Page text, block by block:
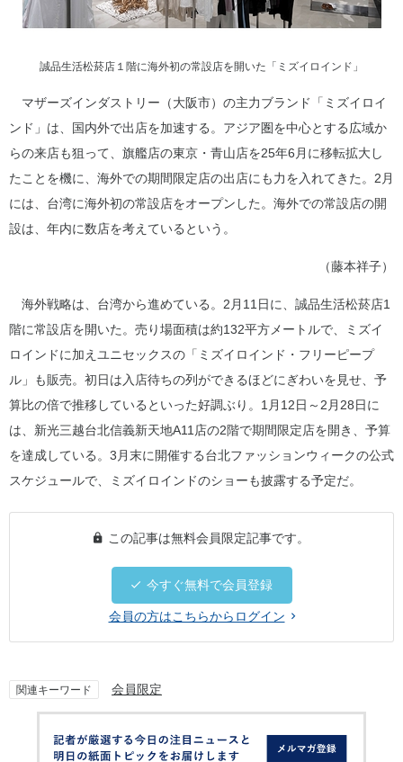
誠品生活松菸店１階に海外初の常設店を開いた「ミズイロインド」
マザーズインダストリー（大阪市）の主力ブランド「ミズイロイ
ンド」は、国内外で出店を加速する。アジア圏を中心とする広域か
らの来店も狙って、旗艦店の東京・青山店を25年6月に移転拡大し
たことを機に、海外での期間限定店の出店にも力を入れてきた。2月
には、台湾に海外初の常設店をオープンした。海外での常設店の開
設は、年内に数店を考えているという。
（藤本祥子）
海外戦略は、台湾から進めている。2月11日に、誠品生活松菸店1
階に常設店を開いた。売り場面積は約132平方メートルで、ミズイ
ロインドに加えユニセックスの「ミズイロインド・フリーピープ
ル」も販売。初日は入店待ちの列ができるほどにぎわいを見せ、予
算比の倍で推移しているといった好調ぶり。1月12日～2月28日に
は、新光三越台北信義新天地A11店の2階で期間限定店を開き、予算
を達成している。3月末に開催する台北ファッションウィークの公式
スケジュールで、ミズイロインドのショーも披露する予定だ。
この記事は無料会員限定記事です。
今すぐ無料で会員登録
会員の方はこちらからログイン
関連キーワード 会員限定